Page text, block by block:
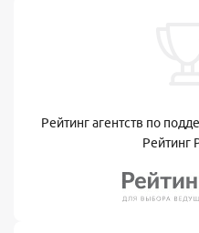
Рейтинг агентств по
Рейтинг